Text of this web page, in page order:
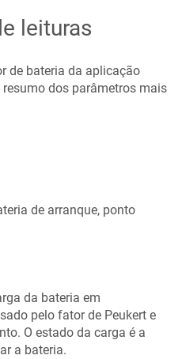
leituras
de bateria da aplicação
dos parâmetros mais
de arranque, ponto
da bateria em
pelo fator de Peukert e
O estado da carga é a
a bateria.